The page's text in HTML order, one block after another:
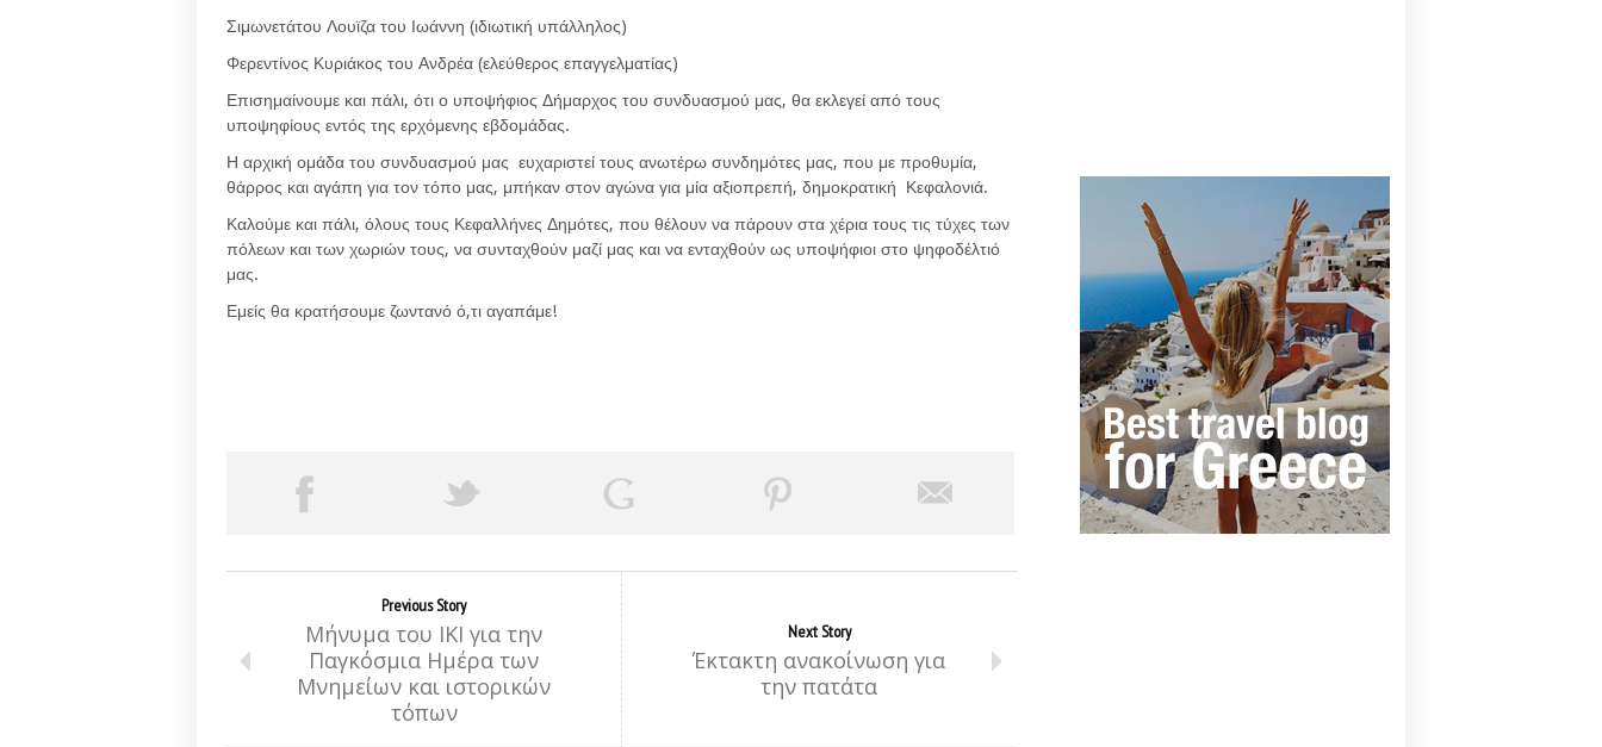
Σιμωνετάτου Λουϊζα του Ιωάννη (ιδιωτική υπάλληλος)
Φερεντίνος Κυριάκος του Ανδρέα (ελεύθερος επαγγελματίας)
Επισημαίνουμε και πάλι, ότι ο υποψήφιος Δήμαρχος του συνδυασμού μας, θα εκλεγεί από τους
υποψηφίους εντός της ερχόμενης εβδομάδας.
Η αρχική ομάδα του συνδυασμού μας ευχαριστεί τους ανωτέρω συνδημότες μας, που με προθυμία,
θάρρος και αγάπη για τον τόπο μας, μπήκαν στον αγώνα για μία αξιοπρεπή, δημοκρατική Κεφαλονιά.
Καλούμε και πάλι, όλους τους Κεφαλλήνες Δημότες, που θέλουν να πάρουν στα χέρια τους τις τύχες των
πόλεων και των χωριών τους, να συνταχθούν μαζί μας και να ενταχθούν ως υποψήφιοι στο ψηφοδέλτιό
μας.
Εμείς θα κρατήσουμε ζωντανό ό,τι αγαπάμε!
Previous Story
Μήνυμα του ΙΚΙ για την
Παγκόσμια Ημέρα των
Μνημείων και ιστορικών
τόπων
Next Story
Έκτακτη ανακοίνωση για
την πατάτα